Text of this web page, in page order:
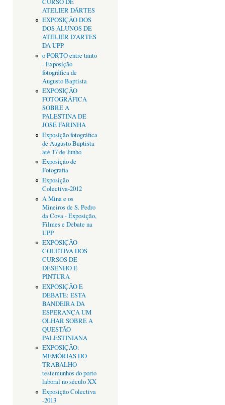
ATELIER DÁRTES
EXPOSIÇÃO DOS
DOS ALUNOS DE
ATELIER D'ARTES
DA UPP
o PORTO entre tanto
- Exposição
fotográfica de
Augusto Baptista
EXPOSIÇÃO
FOTOGRÁFICA
SOBRE A
PALESTINA DE
JOSÉ FARINHA
Exposição fotográfica
de Augusto Baptista
até 17 de Junho
Exposição de
Fotografia
Exposição
Colectiva-2012
A Mina e os
Mineiros de S. Pedro
da Cova - Exposição,
Filmes e Debate na
UPP
EXPOSIÇÃO
COLETIVA DOS
CURSOS DE
DESENHO E
PINTURA
EXPOSIÇÃO E
DEBATE: ESTA
BANDEIRA DA
ESPERANÇA UM
OLHAR SOBRE A
QUESTÃO
PALESTINIANA
EXPOSIÇÃO:
MEMÓRIAS DO
TRABALHO
testemunhos do porto
laboral no século XX
Exposição Colectiva
-2013